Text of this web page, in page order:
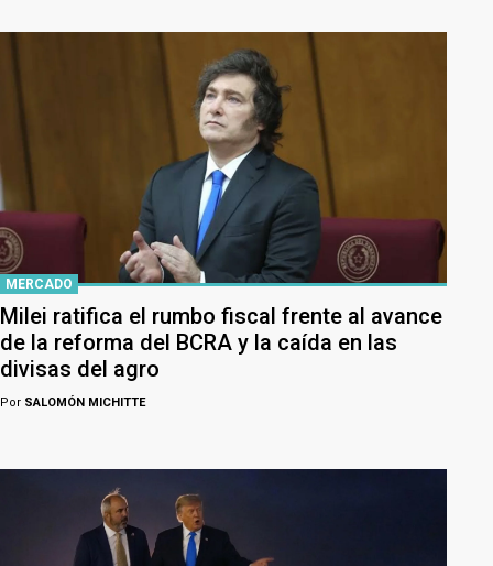
MERCADO
Milei ratifica el rumbo fiscal frente al avance
de la reforma del BCRA y la caída en las
divisas del agro
Por SALOMÓN MICHITTE